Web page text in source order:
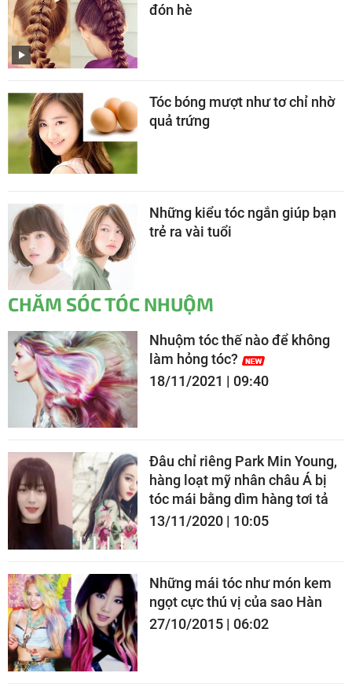
đón hè
Tóc bóng mượt như tơ chỉ nhờ
quả trứng
Những kiểu tóc ngắn giúp bạn
trẻ ra vài tuổi
CHĂM SÓC TÓC NHUỘM
Nhuộm tóc thế nào để không
làm hỏng tóc?
18/11/2021 | 09:40
Đâu chỉ riêng Park Min Young,
hàng loạt mỹ nhân châu Á bị
tóc mái bằng dìm hàng tơi tả
13/11/2020 | 10:05
Những mái tóc như món kem
ngọt cực thú vị của sao Hàn
27/10/2015 | 06:02